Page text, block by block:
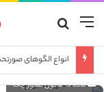
منو
انواع الگوهای
ماده 15 قانون صدور چک